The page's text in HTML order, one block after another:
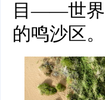
目——世界
的鸣沙区。